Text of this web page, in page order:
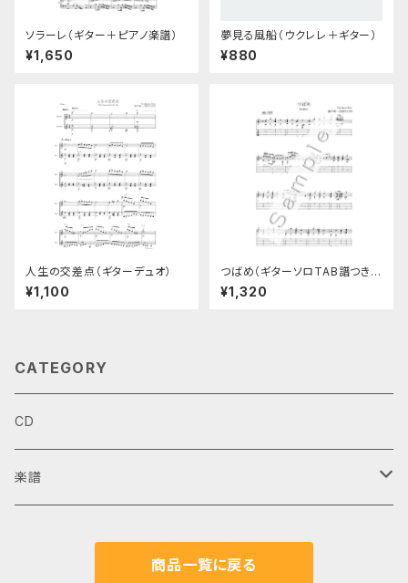
ソラーレ（ギター＋ピアノ楽譜）
¥1,650
夢見る風船（ウクレレ＋ギター）
¥880
人生の交差点（ギターデュオ）
¥1,100
つばめ（ギターソロTAB譜つき楽
譜）
¥1,320
CATEGORY
CD
楽譜
商品一覧に戻る